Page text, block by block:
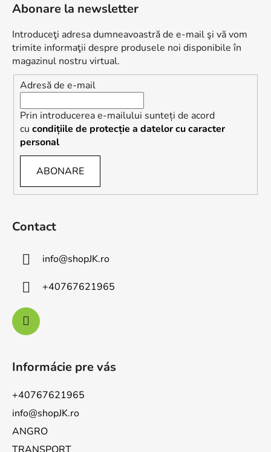
Abonare la newsletter
Introduceţi adresa dumneavoastră de e-mail şi vă vom
trimite informaţii despre produsele noi disponibile în
magazinul nostru virtual.
Adresă de e-mail
Prin introducerea e-mailului sunteți de acord
cu condițiile de protecție a datelor cu caracter
personal
ABONARE
Contact
info@shopJK.ro
+40767621965
Informácie pre vás
+40767621965
info@shopJK.ro
ANGRO